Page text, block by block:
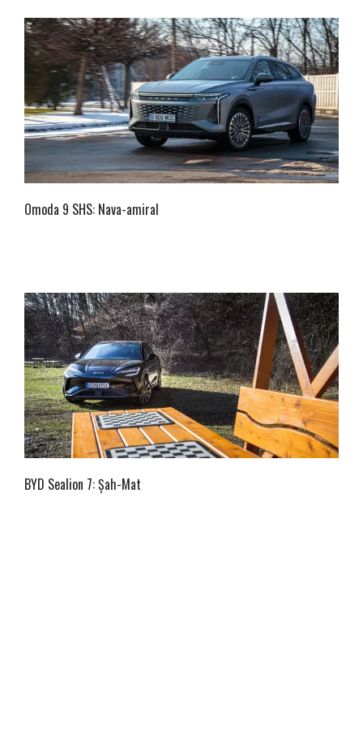
Omoda 9 SHS: Nava-amiral
BYD Sealion 7: Șah-Mat